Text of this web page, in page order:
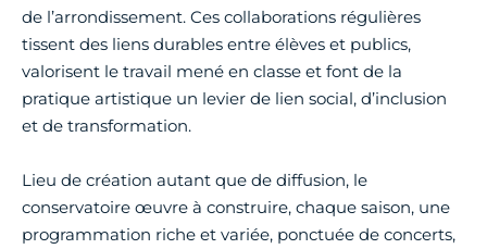
de l’arrondissement. Ces collaborations régulières
tissent des liens durables entre élèves et publics,
valorisent le travail mené en classe et font de la
pratique artistique un levier de lien social, d’inclusion
et de transformation.
Lieu de création autant que de diffusion, le
conservatoire œuvre à construire, chaque saison, une
programmation riche et variée, ponctuée de concerts,